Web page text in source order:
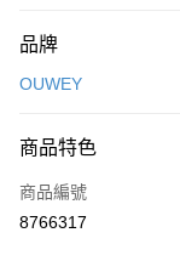
信用卡一次付款
3 期 0 利率 每期
合作金庫商業銀行
上海商業儲蓄銀行
超商取貨付款
LINE Pay
品牌
OUWEY
商品特色
商品編號
8766317